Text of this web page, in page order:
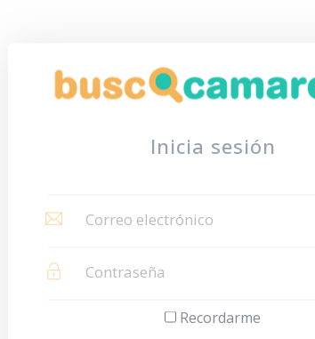
Inicia sesión
Recordarme